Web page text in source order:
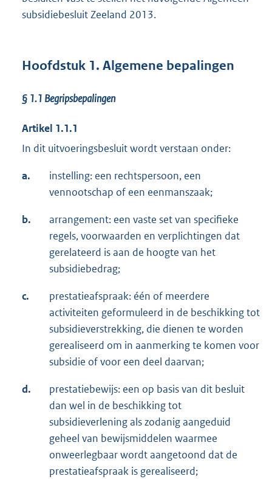
subsidiebesluit Zeeland 2013.
Hoofdstuk 1. Algemene bepalingen
§ 1.1 Begripsbepalingen
Artikel 1.1.1
In dit uitvoeringsbesluit wordt verstaan onder:
a.
instelling: een rechtspersoon, een
vennootschap of een eenmanszaak;
b.
arrangement: een vaste set van specifieke
regels, voorwaarden en verplichtingen dat
gerelateerd is aan de hoogte van het
subsidiebedrag;
c.
prestatieafspraak: één of meerdere
activiteiten geformuleerd in de beschikking tot
subsidieverstrekking, die dienen te worden
gerealiseerd om in aanmerking te komen voor
subsidie of voor een deel daarvan;
d.
prestatiebewijs: een op basis van dit besluit
dan wel in de beschikking tot
subsidieverlening als zodanig aangeduid
geheel van bewijsmiddelen waarmee
onweerlegbaar wordt aangetoond dat de
prestatieafspraak is gerealiseerd;